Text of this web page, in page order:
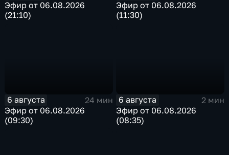
Эфир от 06.08.2026
(21:10)
Эфир от 06.08.2026
(11:30)
6 августа
24 мин
Эфир от 06.08.2026
(09:30)
6 августа
2 мин
Эфир от 06.08.2026
(08:35)